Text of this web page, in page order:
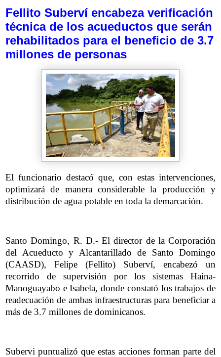
Fellito Suberví encabeza verificación
técnica de los acueductos que serán
rehabilitados para el beneficio de 3.7
millones de personas
El funcionario destacó que, con estas intervenciones,
optimizará de manera considerable la producción y
distribución de agua potable en toda la demarcación.
Santo Domingo, R. D.- El director de la Corporación
del Acueducto y Alcantarillado de Santo Domingo
(CAASD), Felipe (Fellito) Suberví, encabezó un
recorrido de supervisión por los sistemas Haina-
Manoguayabo e Isabela, donde constató los trabajos de
readecuación de ambas infraestructuras para beneficiar a
más de 3.7 millones de dominicanos.
Subervi puntualizó que estas acciones forman parte del